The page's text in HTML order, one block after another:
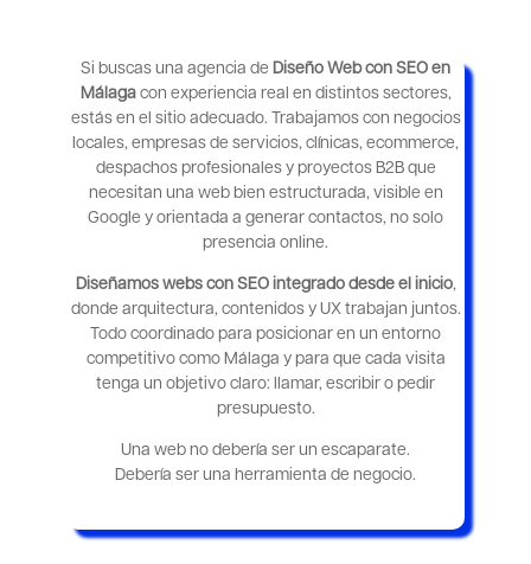
Si buscas una agencia de Diseño Web con SEO en
Málagacon experiencia real en distintos sectores,
estás en el sitio adecuado. Trabajamos con negocios
locales, empresas de servicios, clínicas, ecommerce,
despachos profesionales y proyectos B2B que
necesitan una web bien estructurada, visible en
Google y orientada a generar contactos, no solo
presencia online.
Diseñamos webs con SEO integrado desde el inicio,
donde arquitectura, contenidos y UX trabajan juntos.
Todo coordinado para posicionar en un entorno
competitivo como Málaga y para que cada visita
tenga un objetivo claro: llamar, escribir o pedir
presupuesto.
Una web no debería ser un escaparate.
Debería ser una herramienta de negocio.